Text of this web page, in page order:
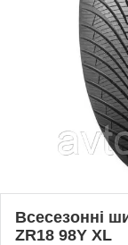
Всесезонні
ZR18 98Y XL